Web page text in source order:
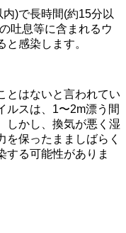
)で長時間(約15分以
吐息等に含まれるウ
感染します。
とはないと言われてい
ルスは、1〜2m漂う間
しかし、換気が悪く湿
を保ったまましばらく
する可能性がありま